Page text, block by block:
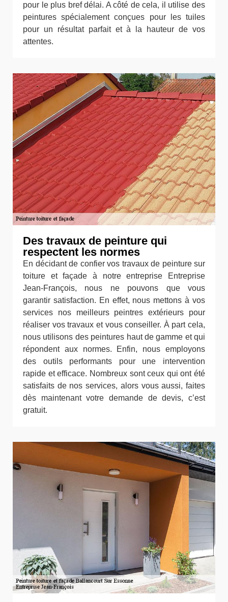
pour le plus bref délai. A côté de cela, il utilise des
peintures spécialement conçues pour les tuiles
pour un résultat parfait et à la hauteur de vos
attentes.
Des travaux de peinture qui
respectent les normes
En décidant de confier vos travaux de peinture sur
toiture et façade à notre entreprise Entreprise
Jean-François, nous ne pouvons que vous
garantir satisfaction. En effet, nous mettons à vos
services nos meilleurs peintres extérieurs pour
réaliser vos travaux et vous conseiller. À part cela,
nous utilisons des peintures haut de gamme et qui
répondent aux normes. Enfin, nous employons
des outils performants pour une intervention
rapide et efficace. Nombreux sont ceux qui ont été
satisfaits de nos services, alors vous aussi, faites
dès maintenant votre demande de devis, c’est
gratuit.